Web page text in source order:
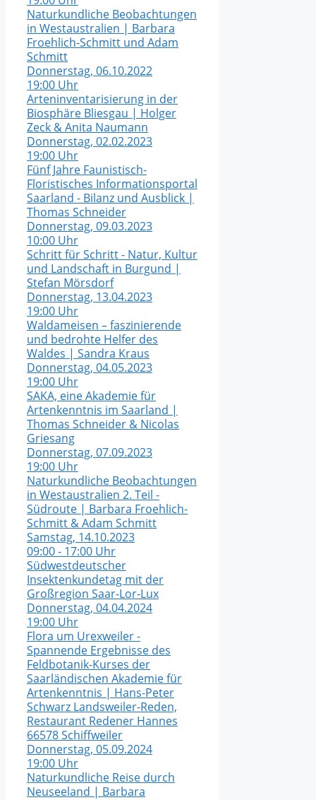
Naturkundliche Beobachtungen
in Westaustralien | Barbara
Froehlich-Schmitt und Adam
Schmitt
Donnerstag, 06.10.2022
19:00 Uhr
Arteninventarisierung in der
Biosphäre Bliesgau | Holger
Zeck & Anita Naumann
Donnerstag, 02.02.2023
19:00 Uhr
Fünf Jahre Faunistisch-
Floristisches Informationsportal
Saarland - Bilanz und Ausblick |
Thomas Schneider
Donnerstag, 09.03.2023
10:00 Uhr
Schritt für Schritt - Natur, Kultur
und Landschaft in Burgund |
Stefan Mörsdorf
Donnerstag, 13.04.2023
19:00 Uhr
Waldameisen – faszinierende
und bedrohte Helfer des
Waldes | Sandra Kraus
Donnerstag, 04.05.2023
19:00 Uhr
SAKA, eine Akademie für
Artenkenntnis im Saarland |
Thomas Schneider & Nicolas
Griesang
Donnerstag, 07.09.2023
19:00 Uhr
Naturkundliche Beobachtungen
in Westaustralien 2. Teil -
Südroute | Barbara Froehlich-
Schmitt & Adam Schmitt
Samstag, 14.10.2023
09:00 - 17:00 Uhr
Südwestdeutscher
Insektenkundetag mit der
Großregion Saar-Lor-Lux
Donnerstag, 04.04.2024
19:00 Uhr
Flora um Urexweiler -
Spannende Ergebnisse des
Feldbotanik-Kurses der
Saarländischen Akademie für
Artenkenntnis | Hans-Peter
Schwarz Landsweiler-Reden,
Restaurant Redener Hannes
66578 Schiffweiler
Donnerstag, 05.09.2024
19:00 Uhr
Naturkundliche Reise durch
Neuseeland | Barbara